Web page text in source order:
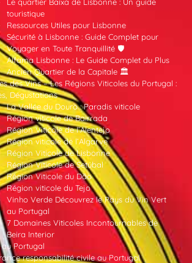
Le quartier Baixa de Lisbonne : Un guide
touristique
Ressources Utiles pour Lisbonne
Sécurité à Lisbonne : Guide Complet pour
Voyager en Toute Tranquillité 🛡️
Alfama Lisbonne : Le Guide Complet du Plus
Ancien Quartier de la Capitale 🏛️
des Vins – Les Régions Viticoles du Portugal :
Dégustations
La Vallée du Douro : Paradis viticole
Région viticole de Bairrada
Région Viticole de l’Alentejo
Région viticole de l’Algarve
Région Viticole de Lisbonne
Région Viticole de Setúbal
Région Viticole du Dão
Région viticole du Tejo
Vinho Verde Découvrez le Pays du Vin Vert
au Portugal
7 Domaines Viticoles Incontournables de
Beira Interior
au Portugal
responsabilité civile au Portugal